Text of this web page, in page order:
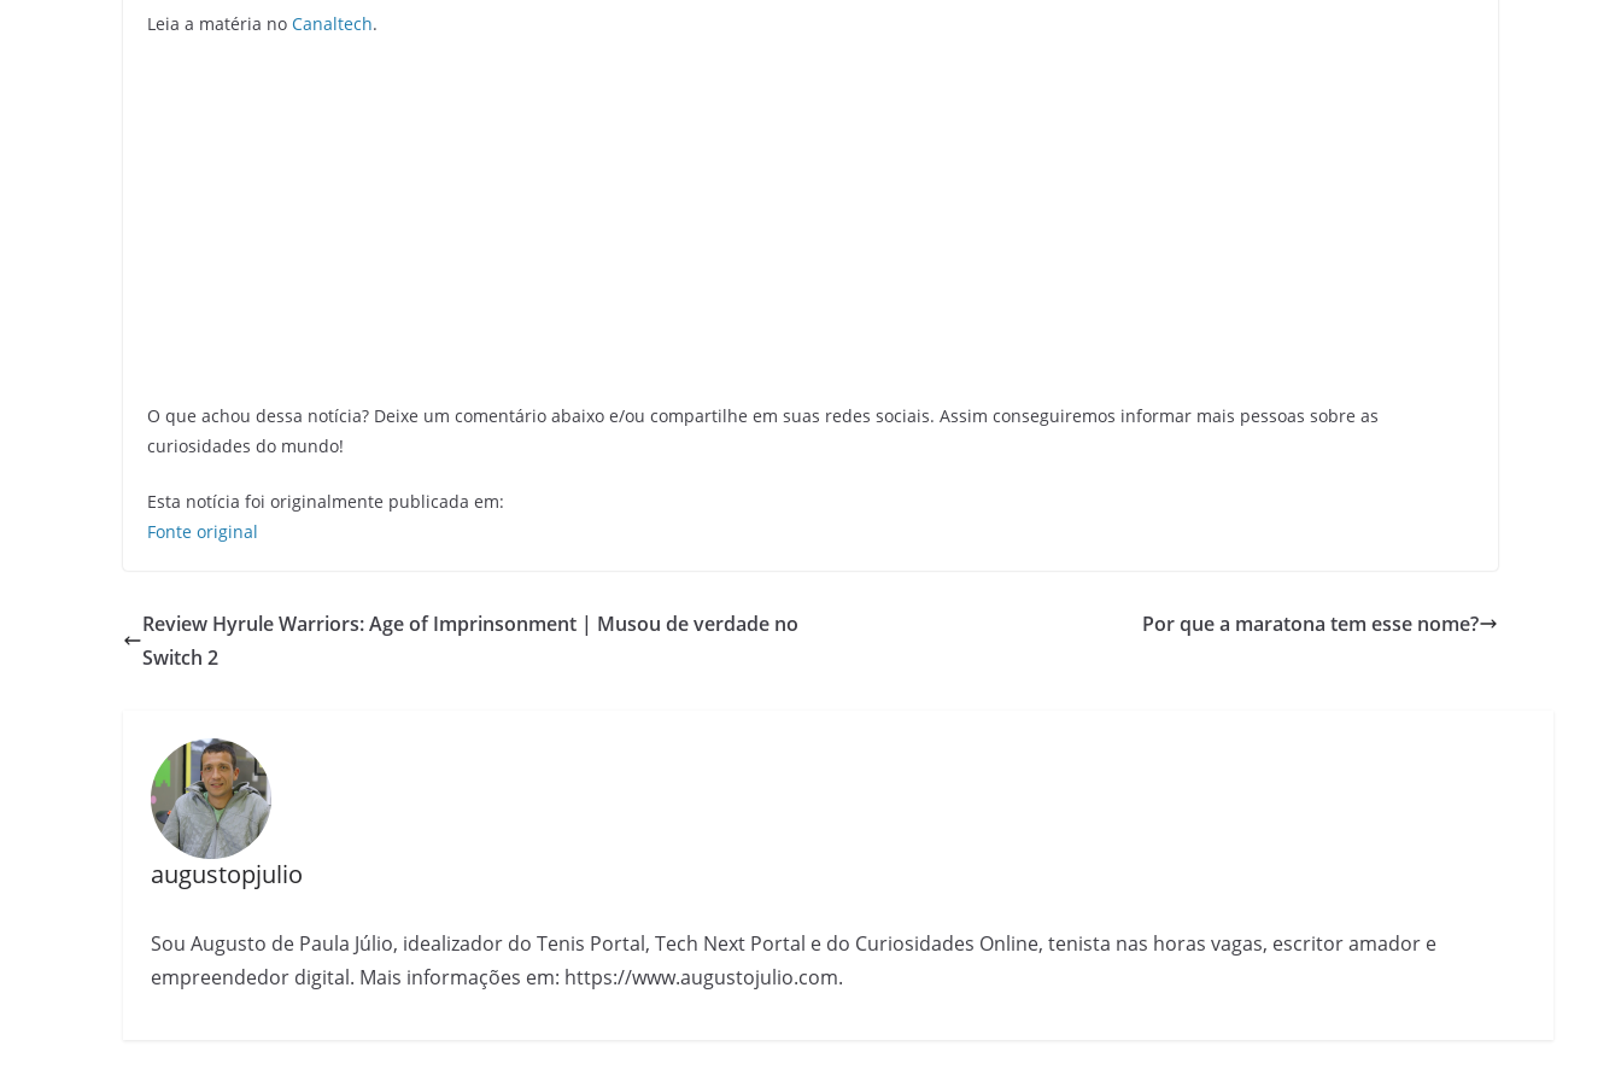
Leia a matéria no Canaltech.
O que achou dessa notícia? Deixe um comentário abaixo e/ou compartilhe em suas redes sociais. Assim conseguiremos informar mais pessoas sobre as
curiosidades do mundo!
Esta notícia foi originalmente publicada em:
Fonte original
Review Hyrule Warriors: Age of Imprinsonment | Musou de verdade no
Switch 2
Por que a maratona tem esse nome?
augustopjulio
Sou Augusto de Paula Júlio, idealizador do Tenis Portal, Tech Next Portal e do Curiosidades Online, tenista nas horas vagas, escritor amador e
empreendedor digital. Mais informações em: https://www.augustojulio.com.